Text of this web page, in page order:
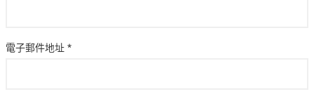
電子郵件地址 *